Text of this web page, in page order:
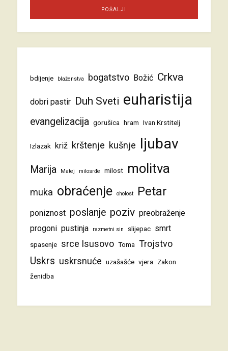
bdijenje blaženstva bogatstvo Božić Crkva
dobri pastir Duh Sveti euharistija
evangelizacija gorušica hram Ivan Krstitelj
Izlazak križ krštenje kušnje ljubav
Marija Matej milosrđe milost molitva
muka obraćenje oholost Petar
poniznost poslanje poziv preobraženje
progoni pustinja razmetni sin slijepac smrt
spasenje srce Isusovo Toma Trojstvo
Uskrs uskrsnuće uzašašće vjera
Zakon
ženidba